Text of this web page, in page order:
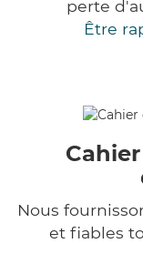
perte
Être
Nous
et fiables